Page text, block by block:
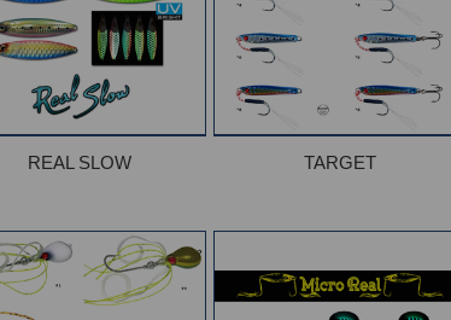
REAL SLOW TARGET